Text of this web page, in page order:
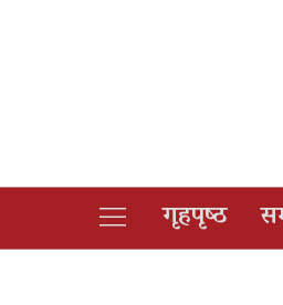
गृहपृष्‍ठ